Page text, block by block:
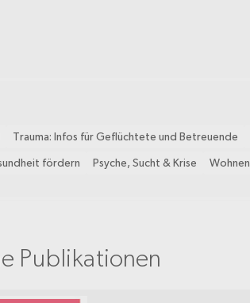
Trauma: Infos für Geflüchtete und Betreuende
fördern Psyche, Sucht & Krise Wohnen
Publikationen